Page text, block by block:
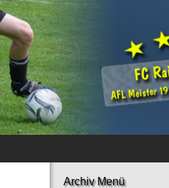
Archiv Menü